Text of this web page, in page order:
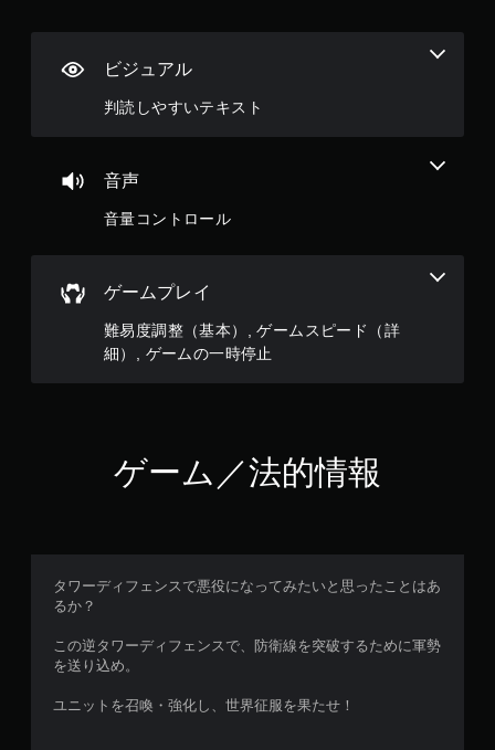
ビジュアル
判読しやすいテキスト
音声
音量コントロール
ゲームプレイ
難易度調整（基本）, ゲームスピード（詳
細）, ゲームの一時停止
ゲーム／法的情報
タワーディフェンスで悪役になってみたいと思ったことはあ
るか？
この逆タワーディフェンスで、防衛線を突破するために軍勢
を送り込め。
ユニットを召喚・強化し、世界征服を果たせ！